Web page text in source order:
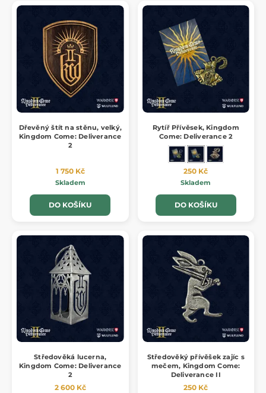
Dřevěný štít na stěnu, velký,
Kingdom Come: Deliverance
2
1 750 Kč
Skladem
DO KOŠÍKU
Rytíř Přívěsek, Kingdom
Come: Deliverance 2
250 Kč
Skladem
DO KOŠÍKU
Středověká lucerna,
Kingdom Come: Deliverance
2
2 600 Kč
Středověký přívěšek zajíc s
mečem, Kingdom Come:
Deliverance II
250 Kč